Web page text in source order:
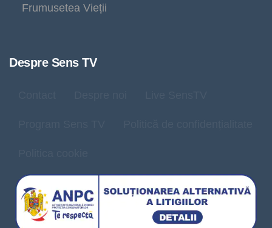
Frumusetea Vieții
Despre Sens TV